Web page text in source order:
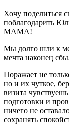
Хочу поделиться
поблагодарить
МАМА!
Мы долго шли к
мечта наконец
Поражает не
но и их чуткое,
визита
подготовки и
ничего не
сохранять